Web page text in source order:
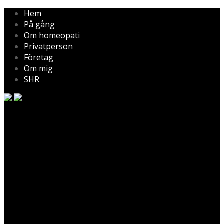
Hem
På gång
Om homeopati
Privatperson
Företag
Om mig
SHR